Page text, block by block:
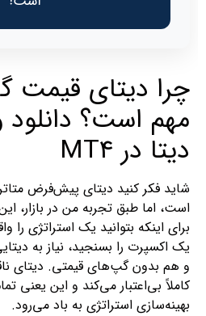
چرا دیتای قیمت
مهم است؟ دانلود
دیتا در MT4
شاید فکر کنید دیتای پیش‌فرض
است، اما طبق تجربه من در بازار،
برای اینکه بتوانید یک استراتژی را
یک اکسپرت را بسنجید، نیاز به
و هم بدون گپ‌های قیمتی. دیتای
کاملاً بی‌اعتبار می‌کند و این یعنی
بهینه‌سازی استراتژی به باد می‌رود.